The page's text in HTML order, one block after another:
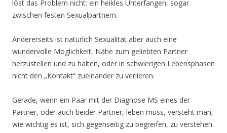
löst das Problem nicht: ein heikles Unterfangen, sogar
zwischen festen Sexualpartnern.
Andererseits ist natürlich Sexualität aber auch eine
wundervolle Möglichkeit, Nähe zum geliebten Partner
herzustellen und zu halten, oder in schwierigen Lebensphasen
nicht den „Kontakt“ zueinander zu verlieren.
Gerade, wenn ein Paar mit der Diagnose MS eines der
Partner, oder auch beider Partner, leben muss, versteht man,
wie wichtig es ist, sich gegenseitig zu begreifen, zu verstehen.